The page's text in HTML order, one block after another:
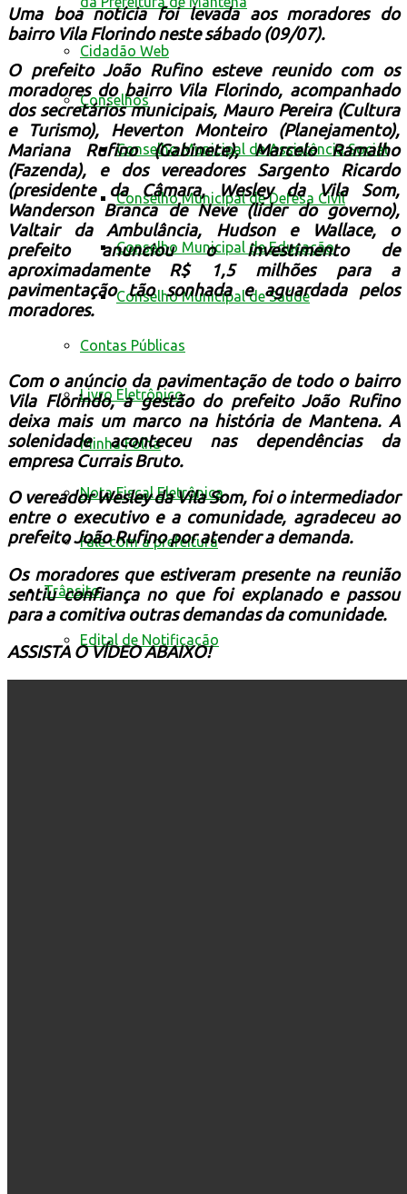
Cidadão Web
Conselhos
Conselho Municipal de Assistência Social
Conselho Municipal de Defesa Civil
Conselho Municipal de Educação
Conselho Municipal de Saúde
Contas Públicas
Livro Eletrônico
Minha Folha
Nota Fiscal Eletrônica
Fale com a prefeitura
Trânsito
Edital de Notificação
Uma boa notícia foi levada aos moradores do
bairro Vila Florindo neste sábado (09/07).
O prefeito João Rufino esteve reunido com os
moradores do bairro Vila Florindo, acompanhado
dos secretários municipais, Mauro Pereira (Cultura
e Turismo), Heverton Monteiro (Planejamento),
Mariana Rufino (Gabinete), Marcelo Ramalho
(Fazenda), e dos vereadores Sargento Ricardo
(presidente da Câmara, Wesley da Vila Som,
Wanderson Branca de Neve (líder do governo),
Valtair da Ambulância, Hudson e Wallace, o
prefeito anunciou o investimento de
aproximadamente R$ 1,5 milhões para a
pavimentação tão sonhada e aguardada pelos
moradores.
Com o anúncio da pavimentação de todo o bairro
Vila Florindo, a gestão do prefeito João Rufino
deixa mais um marco na história de Mantena. A
solenidade aconteceu nas dependências da
empresa Currais Bruto.
O vereador Wesley da Vila Som, foi o intermediador
entre o executivo e a comunidade, agradeceu ao
prefeito João Rufino por atender a demanda.
Os moradores que estiveram presente na reunião
sentiu confiança no que foi explanado e passou
para a comitiva outras demandas da comunidade.
ASSISTA O VÍDEO ABAIXO!